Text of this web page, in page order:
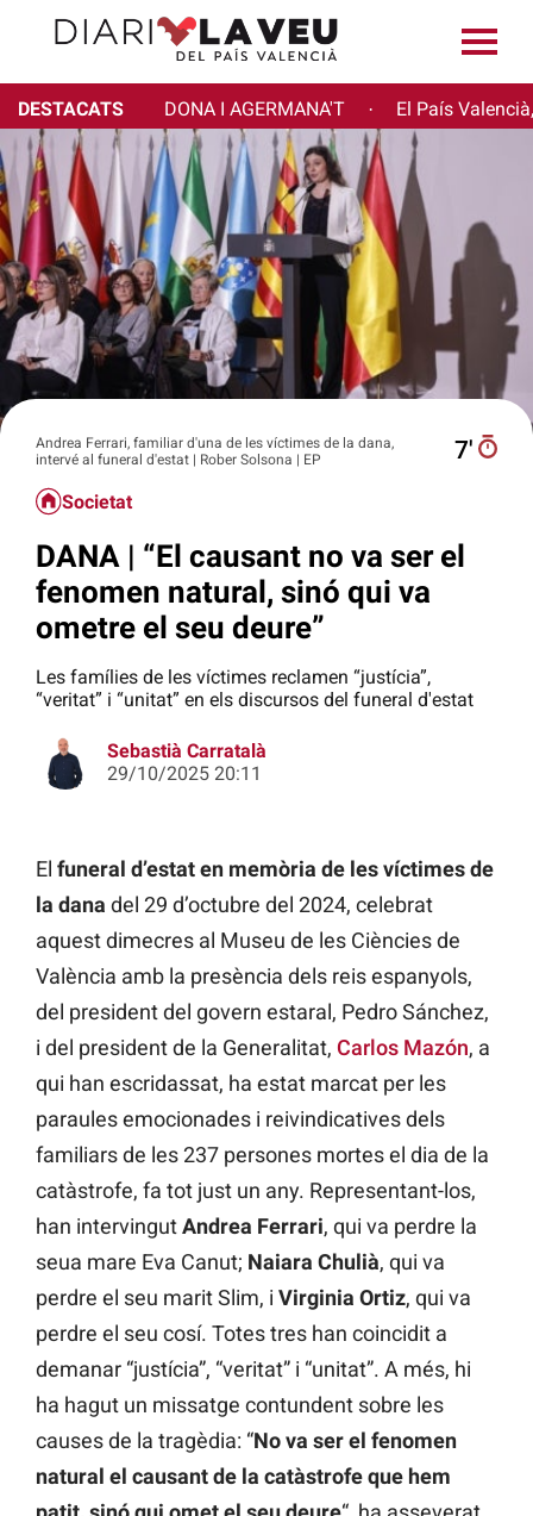
DESTACATS DONA I AGERMANA'T · El País
Andrea Ferrari, familiar d'una de les víctimes de la dana,
intervé al funeral d'estat | Rober Solsona | EP
7′
Societat
DANA | “El causant no va ser el
fenomen natural, sinó qui va
ometre el seu deure”
Les famílies de les víctimes reclamen “justícia”,
“veritat” i “unitat” en els discursos del funeral d'estat
Sebastià Carratalà
29/10/2025 20:11
El funeral d’estat en memòria de les víctimes de
la dana del 29 d’octubre del 2024, celebrat
aquest dimecres al Museu de les Ciències de
València amb la presència dels reis espanyols,
del president del govern estaral, Pedro Sánchez,
i del president de la Generalitat, Carlos Mazón, a
qui han escridassat, ha estat marcat per les
paraules emocionades i reivindicatives dels
familiars de les 237 persones mortes el dia de la
catàstrofe, fa tot just un any. Representant-los,
han intervingutAndrea Ferrari, qui va perdre la
seua mare Eva Canut; Naiara Chulià, qui va
perdre el seu marit Slim, i Virginia Ortiz, qui va
perdre el seu cosí. Totes tres han coincidit a
demanar “justícia”, “veritat” i “unitat”. A més, hi
ha hagut un missatge contundent sobre les
causes de la tragèdia: “No va ser el fenomen
natural el causant de la catàstrofe que hem